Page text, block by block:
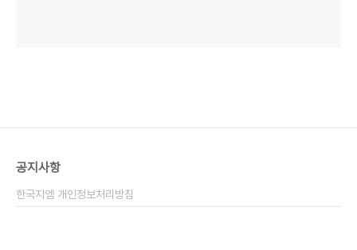
공지사항
한국지엠 개인정보처리방침